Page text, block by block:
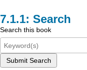
Search
Search this book
Submit Search